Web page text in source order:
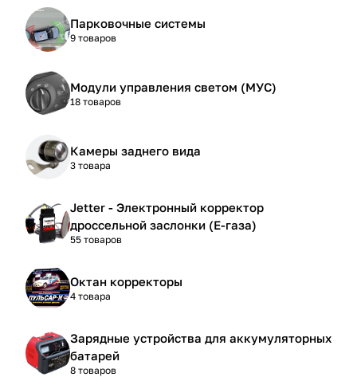
Парковочные системы
9 товаров
Модули управления светом (МУС)
18 товаров
Камеры заднего вида
3 товара
Jetter - Электронный корректор
дроссельной заслонки (Е-газа)
55 товаров
Октан корректоры
4 товара
Зарядные устройства для аккумуляторных
батарей
8 товаров